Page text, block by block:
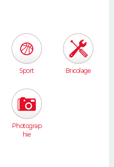
Sport Bricolage
Photograp
hie